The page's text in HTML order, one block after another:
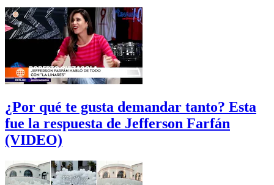
¿Por qué te gusta demandar tanto? Esta
fue la respuesta de Jefferson Farfán
(VIDEO)